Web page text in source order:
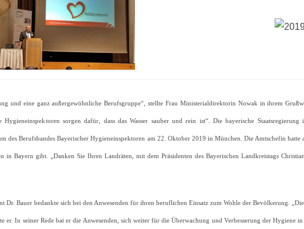
und eine ganz außergewöhnliche Berufsgruppe“, stellte Frau Ministerialdirektorin Nowak in ihrem
sorgen dafür, dass das Wasser sauber und rein ist“. Die bayerische
des Berufsbandes Bayerischer Hygieneinspektoren am 22. Oktober 2019 in München. Die Amtschefin hatte
in Bayern gibt. „Danken Sie Ihren Landräten, mit dem Präsidenten des Bayerischen Landkreistags
Dr. Bauer bedankte sich bei den Anwesenden für ihren beruflichen Einsatz zum Wohle der Bevölkerung.
er. In seiner Rede bat er die Anwesenden, sich weiter für die Überwachung und Verbesserung der Hygiene